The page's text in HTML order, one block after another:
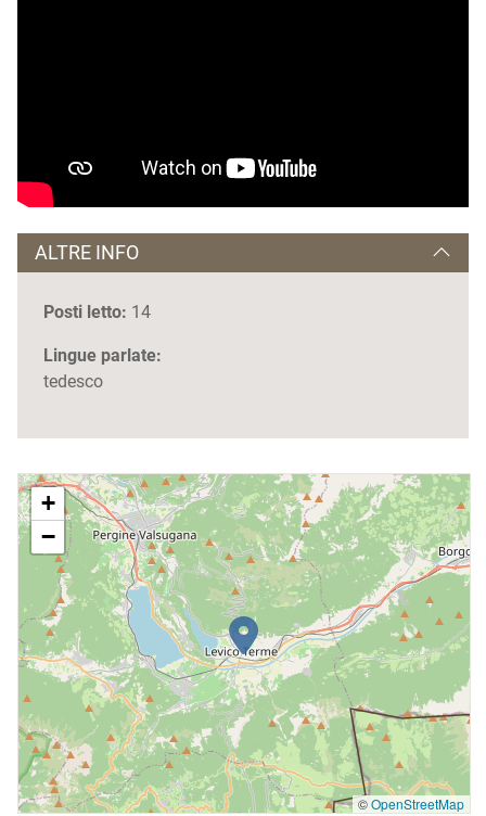
ALTRE INFO
Posti letto: 14
Lingue parlate:
tedesco
+
−
©OpenStreetMap